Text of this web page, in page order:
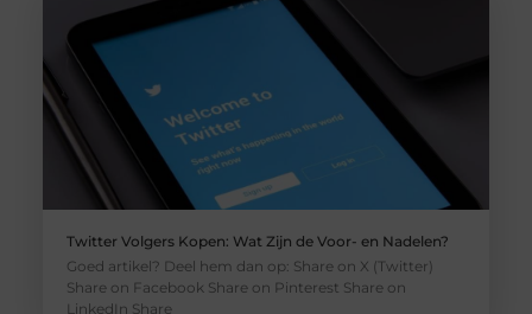
Twitter Volgers Kopen: Wat Zijn de Voor- en Nadelen?
Goed artikel? Deel hem dan op: Share on X (Twitter)
Share on Facebook Share on Pinterest Share on
LinkedIn Share